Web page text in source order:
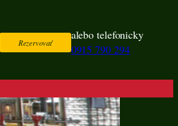
Rezervovať
alebo telefonicky
0915 790 294